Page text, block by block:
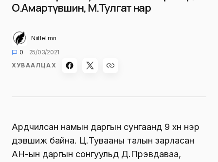
О.Амартүвшин, М.Тулгат нар
Niitlel.mn
0
25/03/2021
ХУВААЛЦАХ
Ардчилсан намын даргын сунгаанд 9 хүн нэр
дэвшиж байна. Ц.Тувааны талын зарласан
АН-ын даргын сонгуульд Д.Пүрэвдаваа,